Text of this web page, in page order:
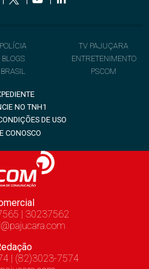
POLÍCIA
BLOGS
BRASIL
TV PAJUÇARA
ENTRETENIMENTO
PSCOM
NO TNH1
DE USO
CONOSCO
| 30237562
| (82)3023-7574